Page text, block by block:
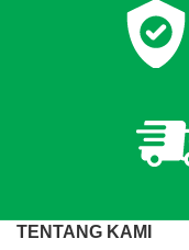
TENTANG KAMI